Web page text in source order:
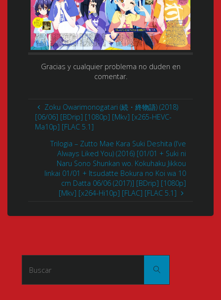
Gracias y cualquier problema no duden en
comentar.
Zoku Owarimonogatari (続・終物語) (2018)
[06/06] [BDrip] [1080p] [Mkv] [x265-HEVC-
Ma10p] [FLAC 5.1]
Trilogia – Zutto Mae Kara Suki Deshita (I’ve
Always Liked You) (2016) [01/01 + Suki ni
Naru Sono Shunkan wo. Kokuhaku Jikkou
Iinkai 01/01 + Itsudatte Bokura no Koi wa 10
cm Datta 06/06 (2017)] [BDrip] [1080p]
[Mkv] [x264-Hi10p] [FLAC] [FLAC 5.1]
Buscar